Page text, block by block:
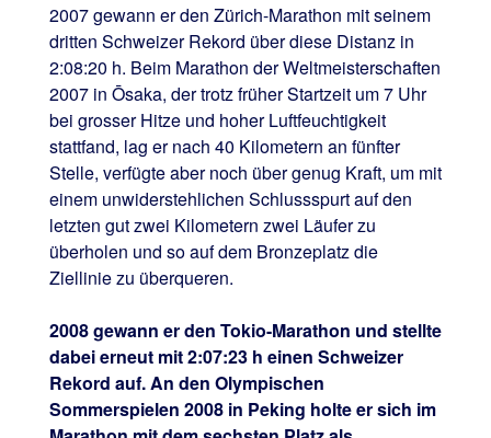
2007 gewann er den Zürich-Marathon mit seinem
dritten Schweizer Rekord über diese Distanz in
2:08:20 h. Beim Marathon der Weltmeisterschaften
2007 in Ōsaka, der trotz früher Startzeit um 7 Uhr
bei grosser Hitze und hoher Luftfeuchtigkeit
stattfand, lag er nach 40 Kilometern an fünfter
Stelle, verfügte aber noch über genug Kraft, um mit
einem unwiderstehlichen Schlussspurt auf den
letzten gut zwei Kilometern zwei Läufer zu
überholen und so auf dem Bronzeplatz die
Ziellinie zu überqueren.
2008 gewann er den Tokio-Marathon und stellte
dabei erneut mit 2:07:23 h einen Schweizer
Rekord auf. An den Olympischen
Sommerspielen 2008 in Peking holte er sich im